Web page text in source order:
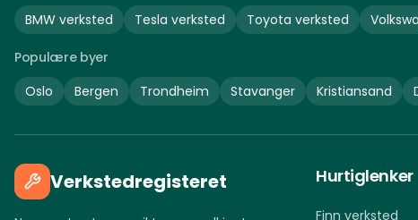
BMW verksted Tesla verksted Toyota verksted
Populære byer
Oslo
Bergen Trondheim Stavanger Kristiansand
Verkstedregisteret Hurtiglenker
Finn verksted